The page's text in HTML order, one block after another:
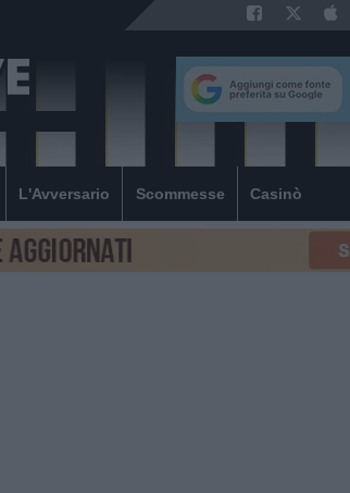
L'Avversario Scommesse Casinò